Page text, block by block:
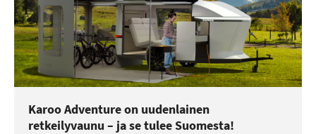
Karoo Adventure on uudenlainen
retkeilyvaunu – ja se tulee Suomesta!